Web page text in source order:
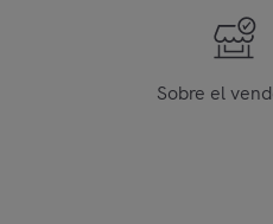
Sobre el